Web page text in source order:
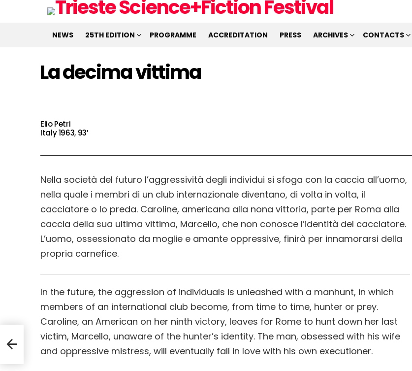
NEWS 25TH EDITION PROGRAMME ACCREDITATION PRESS ARCHIVES CONTACTS
La decima vittima
Elio Petri
Italy 1963, 93’
Nella società del futuro l’aggressività degli individui si sfoga con la caccia all’uomo,
nella quale i membri di un club internazionale diventano, di volta in volta, il
cacciatore o lo preda. Caroline, americana alla nona vittoria, parte per Roma alla
caccia della sua ultima vittima, Marcello, che non conosce l’identità del cacciatore.
L’uomo, ossessionato da moglie e amante oppressive, finirà per innamorarsi della
propria carnefice.
In the future, the aggression of individuals is unleashed with a manhunt, in which
members of an international club become, from time to time, hunter or prey.
Caroline, an American on her ninth victory, leaves for Rome to hunt down her last
victim, Marcello, unaware of the hunter’s identity. The man, obsessed with his wife
and oppressive mistress, will eventually fall in love with his own executioner.